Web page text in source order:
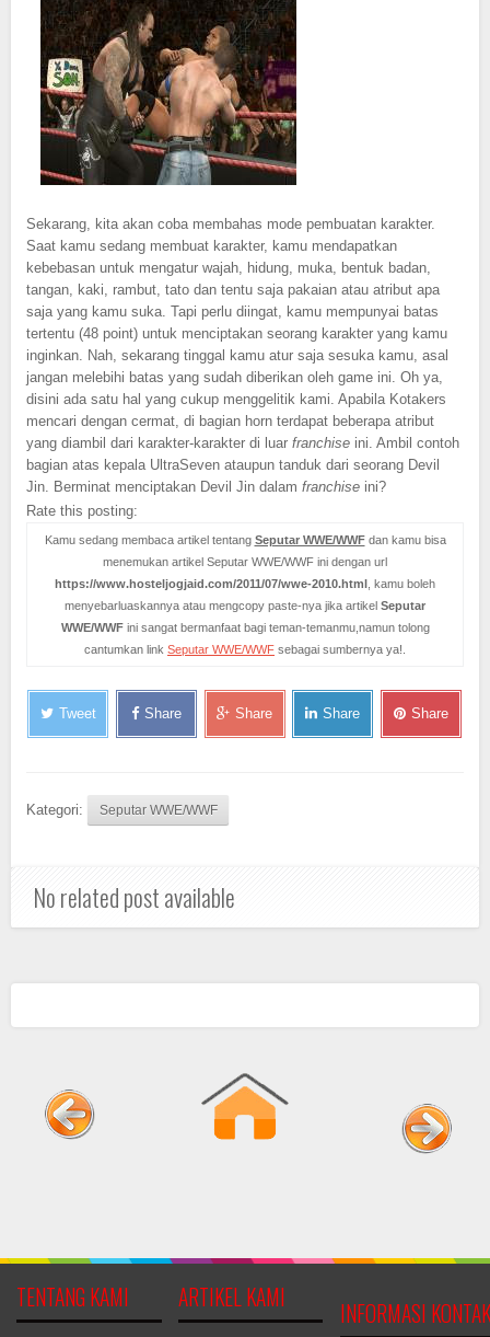
Sekarang, kita akan coba membahas mode pembuatan karakter.
Saat kamu sedang membuat karakter, kamu mendapatkan
kebebasan untuk mengatur wajah, hidung, muka, bentuk badan,
tangan, kaki, rambut, tato dan tentu saja pakaian atau atribut apa
saja yang kamu suka. Tapi perlu diingat, kamu mempunyai batas
tertentu (48 point) untuk menciptakan seorang karakter yang kamu
inginkan. Nah, sekarang tinggal kamu atur saja sesuka kamu, asal
jangan melebihi batas yang sudah diberikan oleh game ini. Oh ya,
disini ada satu hal yang cukup menggelitik kami. Apabila Kotakers
mencari dengan cermat, di bagian horn terdapat beberapa atribut
yang diambil dari karakter-karakter di luar franchise ini. Ambil contoh
bagian atas kepala UltraSeven ataupun tanduk dari seorang Devil
Jin. Berminat menciptakan Devil Jin dalam franchise ini?
Rate this posting:
Kamu sedang membaca artikel tentang Seputar WWE/WWFdan kamu bisa
menemukan artikel Seputar WWE/WWF ini dengan url
https://www.hosteljogjaid.com/2011/07/wwe-2010.html , kamu boleh
menyebarluaskannya atau mengcopy paste-nya jika artikel Seputar
WWE/WWFini sangat bermanfaat bagi teman-temanmu,namun tolong
cantumkan link Seputar WWE/WWF sebagai sumbernya ya!.
Tweet Share Share Share Share
Kategori: Seputar WWE/WWF
No related post available
TENTANG KAMI ARTIKEL KAMI
INFORMASI KONTAK